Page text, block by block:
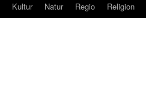
Kultur Natur Regio Religion